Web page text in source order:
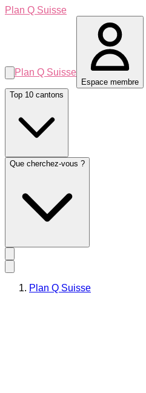
Plan Q Suisse
Plan Q Suisse
Espace membre
Top 10 cantons
Que cherchez-vous ?
Plan Q Suisse